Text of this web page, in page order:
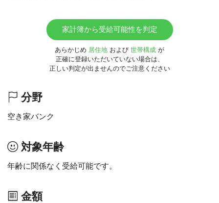
家計簿から受給可能性を判定
あらかじめ 居住地 および 世帯構成 が
正確に登録いただいていない場合は、
正しい判定が出ませんのでご注意ください
分野
空き家バンク
対象年齢
年齢に関係なく受給可能です。
金額